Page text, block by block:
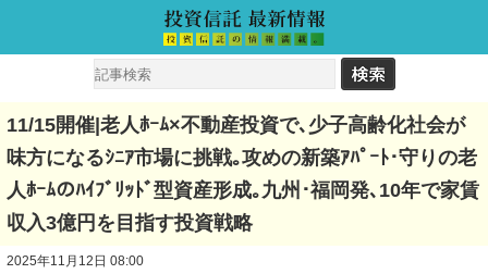
11/15開催|老人ﾎｰﾑ×不動産投資で､少子高齢化社会が
味方になるｼﾆｱ市場に挑戦｡攻めの新築ｱﾊﾟｰﾄ･守りの老
人ﾎｰﾑのﾊｲﾌﾞﾘｯﾄﾞ型資産形成｡九州･福岡発､10年で家賃
収入3億円を目指す投資戦略
2025年11月12日 08:00